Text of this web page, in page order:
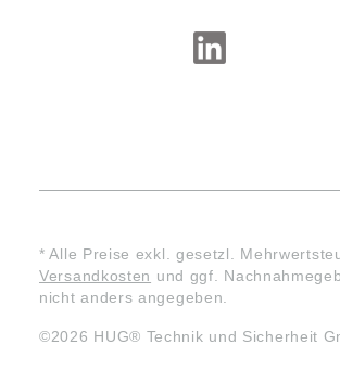
* Alle Preise exkl. gesetzl.
Versandkosten und ggf.
nicht anders angegeben.
©2026 HUG® Technik und Sicherheit